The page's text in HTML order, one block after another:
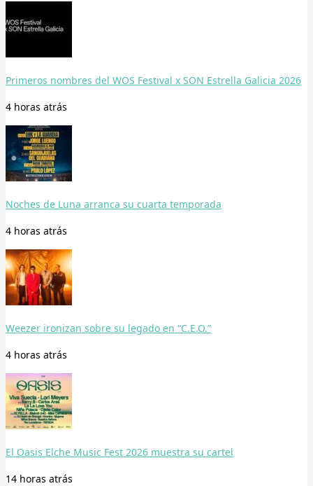
Primeros nombres del WOS Festival x SON Estrella Galicia 2026
4 horas atrás
Noches de Luna arranca su cuarta temporada
4 horas atrás
Weezer ironizan sobre su legado en “C.E.O.”
4 horas atrás
El Oasis Elche Music Fest 2026 muestra su cartel
14 horas atrás